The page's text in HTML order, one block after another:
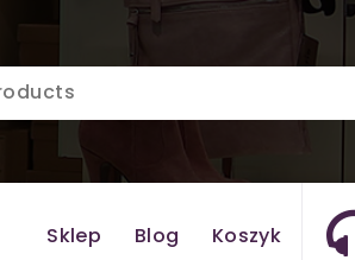
Sklep Blog Koszyk